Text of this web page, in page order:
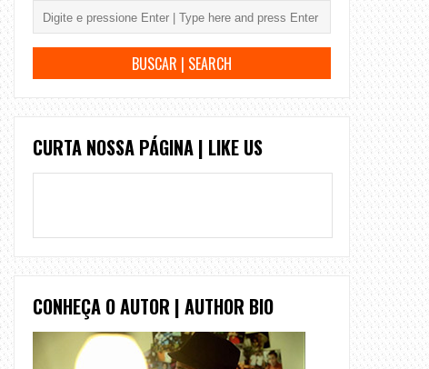
CURTA NOSSA PÁGINA | LIKE US
CONHEÇA O AUTOR | AUTHOR BIO